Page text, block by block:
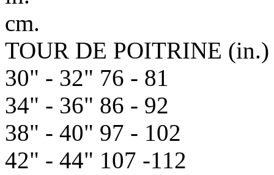
cm.
TOUR DE POITRINE (in.)
30" - 32" 76 - 81
34" - 36" 86 - 92
38" - 40" 97 - 102
42" - 44" 107 -112